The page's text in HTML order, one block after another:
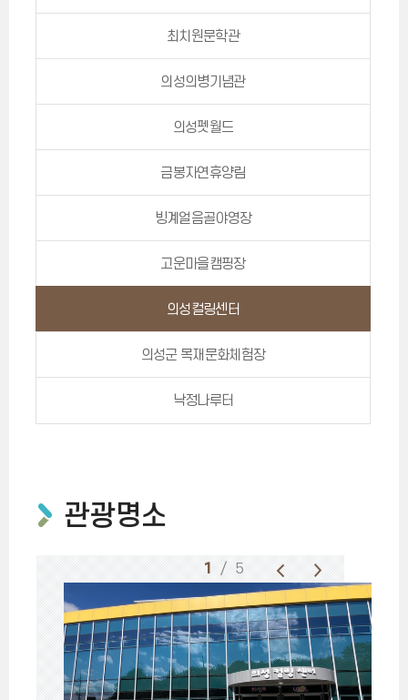
최치원문학관
의성의병기념관
의성펫월드
금봉자연휴양림
빙계얼음골야영장
고운마을캠핑장
의성컬링센터
의성군 목재문화체험장
낙정나루터
관광명소
1 / 5